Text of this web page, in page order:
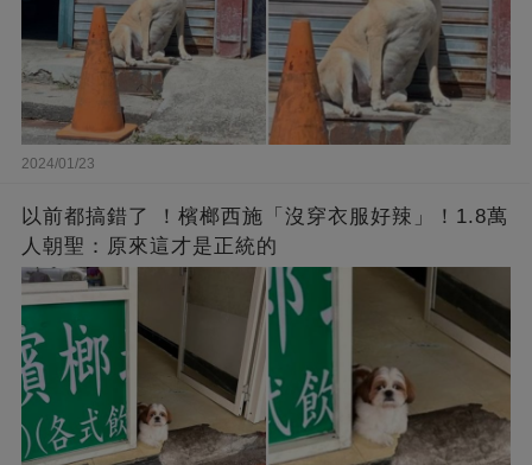
2024/01/23
以前都搞錯了 ！檳榔西施「沒穿衣服好辣」！1.8萬
人朝聖：原來這才是正統的